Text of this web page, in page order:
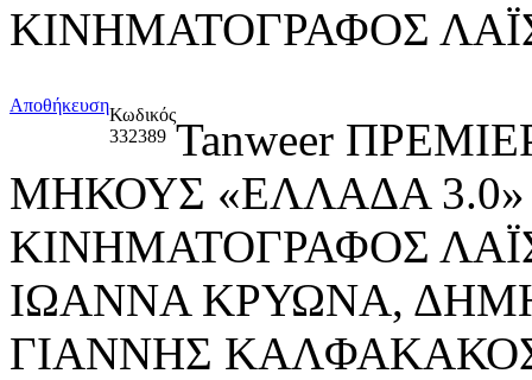
ΚΙΝΗΜΑΤΟΓΡΑΦΟΣ
ΑποθήκευσηΚωδικός
332389 Tanweer
ΜΗΚΟΥΣ «ΕΛΛΑΔΑ 3.0»
ΚΙΝΗΜΑΤΟΓΡΑΦΟΣ
ΙΩΑΝΝΑ ΚΡΥΩΝΑ,
ΓΙΑΝΝΗΣ